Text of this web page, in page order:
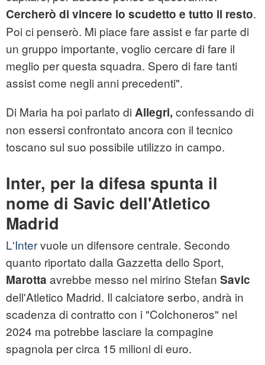
Cercherò di vincere lo scudetto e tutto il resto.
Poi ci penserò. Mi piace fare assist e far parte di
un gruppo importante, voglio cercare di fare il
meglio per questa squadra. Spero di fare tanti
assist come negli anni precedenti".
Di Maria ha poi parlato di Allegri, confessando di
non essersi confrontato ancora con il tecnico
toscano sul suo possibile utilizzo in campo.
Inter, per la difesa spunta il
nome di Savic dell'Atletico
Madrid
L'Intervuole un difensore centrale. Secondo
quanto riportato dalla Gazzetta dello Sport,
Marotta avrebbe messo nel mirino Stefan Savic
dell'Atletico Madrid. Il calciatore serbo, andrà in
scadenza di contratto con i "Colchoneros" nel
2024 ma potrebbe lasciare la compagine
spagnola per circa 15 milioni di euro.